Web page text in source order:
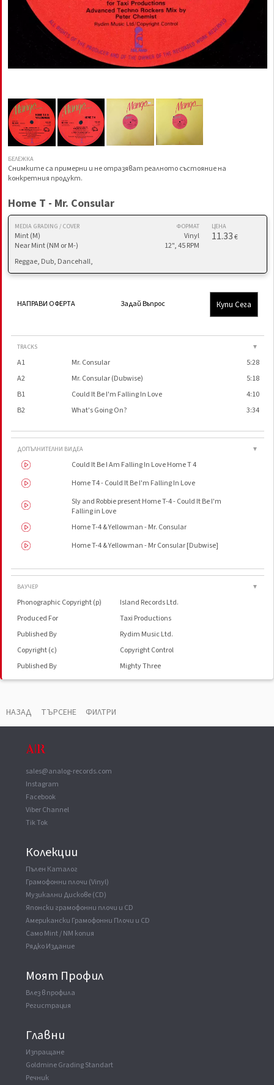
БЕЛЕЖКА
Снимките са примерни и не отразяват реалното състояние на
конкретния продукт.
Home T - Mr. Consular
MEDIA GRADING / COVER
Mint (M)
Near Mint (NM or M-)
ФОРМАТ
Vinyl
12", 45 RPM
ЦЕНА
11.33€
Reggae, Dub, Dancehall,
НАПРАВИ ОФЕРТА Задай Въпрос Купи Сега
TRACKS ▼
A1 Mr. Consular
5:28
A2
Mr. Consular (Dubwise)
5:18
B1
Could It Be I'm Falling In Love
4:10
B2
What's Going On? 3:34
ДОПЪЛНИТЕЛНИ ВИДЕА ▼
Could It Be I Am Falling In Love Home T 4
Home T4 - Could It Be I'm Falling In Love
Sly and Robbie present Home T-4 - Could It Be I'm
Falling in Love
Home T-4 & Yellowman - Mr. Consular
Home T-4 & Yellowman - Mr Consular [Dubwise]
ВАУЧЕР ▼
Phonographic Copyright (p)
Island Records Ltd.
Produced For
Taxi Productions
Published By
Rydim Music Ltd.
Copyright (c)
Copyright Control
Published By
Mighty Three
Published By
Carlin Music Corp.
НАЗАД ТЪРСЕНЕ ФИЛТРИ
sales@analog-records.com
Instagram
Facebook
Viber Channel
Tik Tok
Колекции
Пълен Каталог
Грамофонни плочи (Vinyl)
Музикални Дискове (CD)
Японски грамофонни плочи и CD
Американски Грамофонни Плочи и CD
Само Mint / NM копия
Рядко Издание
Моят Профил
Влез в профила
Регистрация
Главни
Изпращане
Goldmine Grading Standart
Речник